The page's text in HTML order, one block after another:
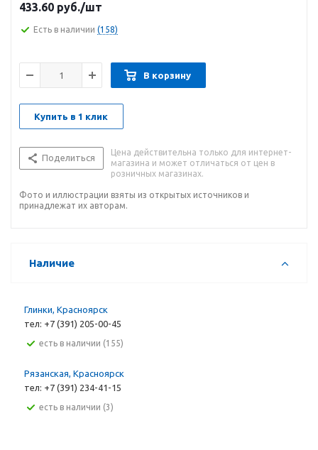
433.60 руб./шт
Есть в наличии (158)
В корзину
Купить в 1 клик
Поделиться
Цена действительна только для интернет-
магазина и может отличаться от цен в
розничных магазинах.
Фото и иллюстрации взяты из открытых источников и
принадлежат их авторам.
Наличие
Глинки, Красноярск
тел: +7 (391) 205-00-45
Есть в наличии (155)
Рязанская, Красноярск
тел: +7 (391) 234-41-15
Есть в наличии (3)